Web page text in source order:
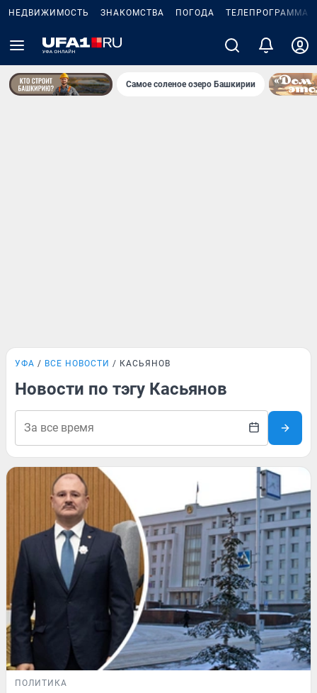
НЕДВИЖИМОСТЬ ЗНАКОМСТВА ПОГОДА ТЕЛЕПРОГРАММА
Самое соленое озеро Башкирии
УФА ВСЕ НОВОСТИ КАСЬЯНОВ
Новости по тэгу Касьянов
ПОЛИТИКА